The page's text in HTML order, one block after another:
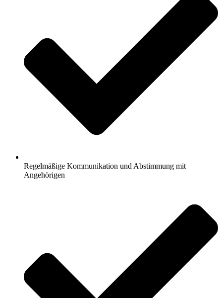
Regelmäßige Kommunikation und Abstimmung mit
Angehörigen